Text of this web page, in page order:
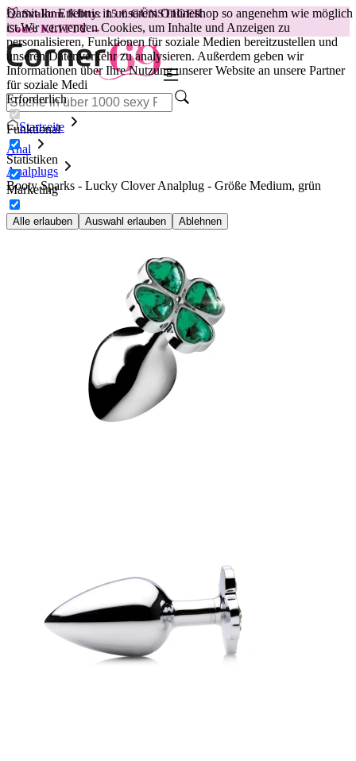
Damit Ihr Erlebnis in unserem Onlineshop so angenehm wie möglich
ist.Wir verwenden Cookies, um Inhalte und Anzeigen zu
personalisieren, Funktionen für soziale Medien bereitzustellen und
unseren Datenverkehr zu analysieren. Außerdem geben wir
Informationen über Ihre Nutzung unserer Website an unsere Partner
für soziale Medi
Erforderlich
Funktional
Statistiken
Marketing
Alle erlauben Auswahl erlauben Ablehnen
😽Svakom Klitty: 15 € GÜNSTIGER
Code: KLITTY →
Startseite
Anal
Analplugs
Booty Sparks - Lucky Clover Analplug - Größe Medium, grün